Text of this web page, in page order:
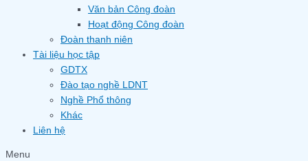
Văn bản Công đoàn
Hoạt động Công đoàn
Đoàn thanh niên
Tài liệu học tập
GDTX
Đào tạo nghề LDNT
Nghề Phổ thông
Khác
Liên hệ
Menu